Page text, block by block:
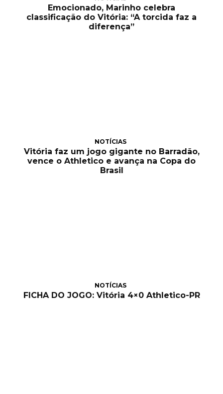
Emocionado, Marinho celebra
classificação do Vitória: “A torcida faz a
diferença”
NOTÍCIAS
Vitória faz um jogo gigante no Barradão,
vence o Athletico e avança na Copa do
Brasil
NOTÍCIAS
FICHA DO JOGO: Vitória 4×0 Athletico-PR